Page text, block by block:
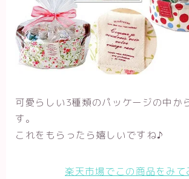
可愛らしい3種類のパッケージの中か
す。
これをもらったら嬉しいですね♪
楽天市場でこの商品をみて